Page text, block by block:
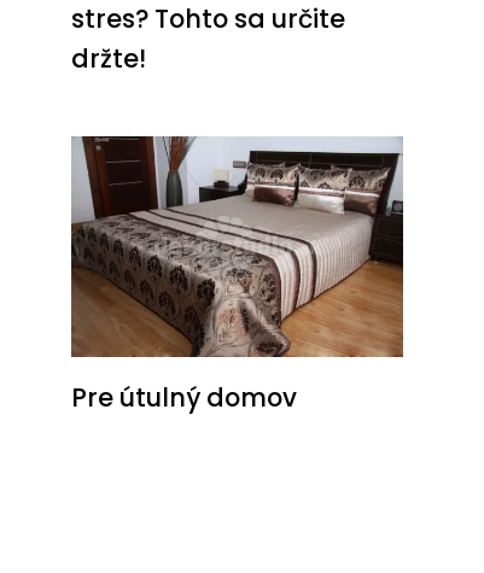
stres? Tohto sa určite
držte!
Pre útulný domov